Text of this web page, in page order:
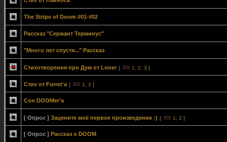
The Stripe of Doom #01-#02
Рассказ "Сержант Терминус"
"Много лет спустя..." Рассказ
Стихотворения про Дум от Loner [ 1 2 3 ]
Стих от Furret'а [ 1 2 ]
Сон DOOMer'a
[ Опрос ] Зацените моё первое произведение :) [ 1 2 ]
[ Опрос ] Рассказ о DOOM